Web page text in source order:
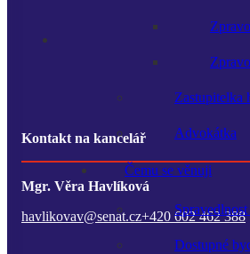
Zastupitelka
Advokátka
Čemu se věnuji
Dostupné
Kontakt na kancelář
Mgr. Věra Havlíková
havlikovav@senat.cz+420 602 462 388